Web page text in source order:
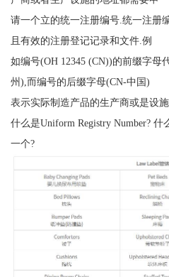
请一个立的统一注册编号.统一注册
且有效的注册登记记录和文件.例
如编号(OH 12345 (CN))的前缀字母
州),而编号的后缀字母(CN-中国)
表示实际制造产品的生产商或是设
什么是Uniform Registry Number?
一个?